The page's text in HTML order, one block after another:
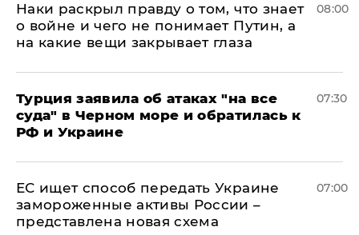
Наки раскрыл правду о том, что знает
о войне и чего не понимает Путин, а
на какие вещи закрывает глаза
08:00
Турция заявила об атаках "на все
суда" в Черном море и обратилась к
РФ и Украине
07:30
ЕС ищет способ передать Украине
замороженные активы России –
представлена новая схема
07:00